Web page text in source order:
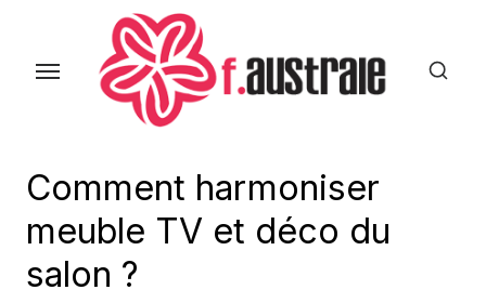
Comment harmoniser
meuble TV et déco du
salon ?